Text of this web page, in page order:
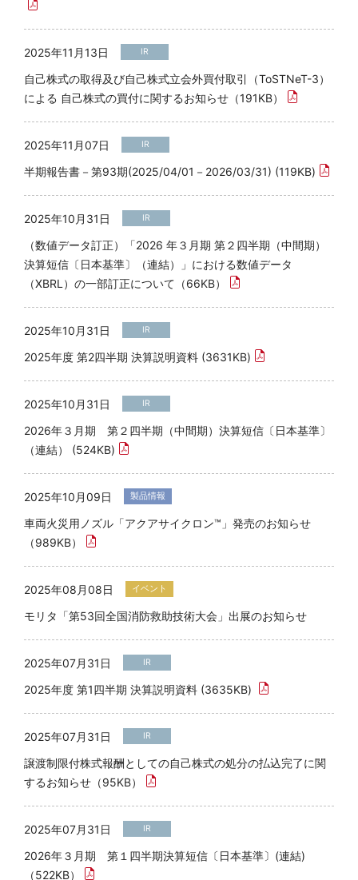
2025年11月13日 IR
自己株式の取得及び自己株式立会外買付取引（ToSTNeT-3）
による 自己株式の買付に関するお知らせ（191KB）
2025年11月07日 IR
半期報告書－第93期(2025/04/01－2026/03/31) (119KB)
2025年10月31日 IR
（数値データ訂正）「2026 年３月期 第２四半期（中間期）
決算短信〔日本基準〕（連結）」における数値データ
（XBRL）の一部訂正について（66KB）
2025年10月31日 IR
2025年度 第2四半期 決算説明資料 (3631KB)
2025年10月31日 IR
2026年３月期 第２四半期（中間期）決算短信〔日本基準〕
（連結） (524KB)
2025年10月09日 製品情報
車両火災用ノズル「アクアサイクロン™」発売のお知らせ
（989KB）
2025年08月08日 イベント
モリタ「第53回全国消防救助技術大会」出展のお知らせ
2025年07月31日 IR
2025年度 第1四半期 決算説明資料 (3635KB)
2025年07月31日 IR
譲渡制限付株式報酬としての自己株式の処分の払込完了に関
するお知らせ（95KB）
2025年07月31日 IR
2026年３月期 第１四半期決算短信〔日本基準〕(連結)
（522KB）